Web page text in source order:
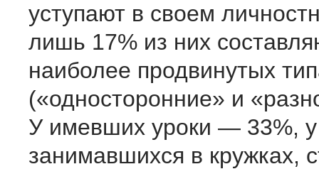
уступают в своем
лишь 17% из них
наиболее продвинутых
(«односторонние» и
У имевших уроки — 33%, у
занимавшихся в кружках,